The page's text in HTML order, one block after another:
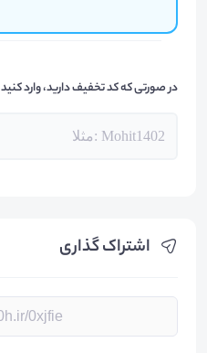
اشتراک گذاری
در صورتی که کد تخفیف دارید، وارد کنید